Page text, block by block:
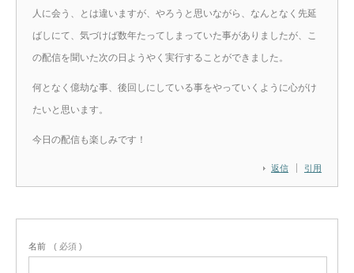
返信 引用
人に会う、とは違いますが、やろうと思いながら、なんとなく先延
ばしにて、気づけば数年たってしまっていた事がありましたが、こ
の配信を聞いた次の日ようやく実行することができました。
何となく億劫な事、後回しにしている事をやっていくように心がけ
たいと思います。
今日の配信も楽しみです！
名前 ( 必須 )